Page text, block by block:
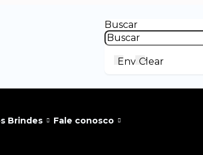
Buscar
EnviarClear
Brindes Fale conosco